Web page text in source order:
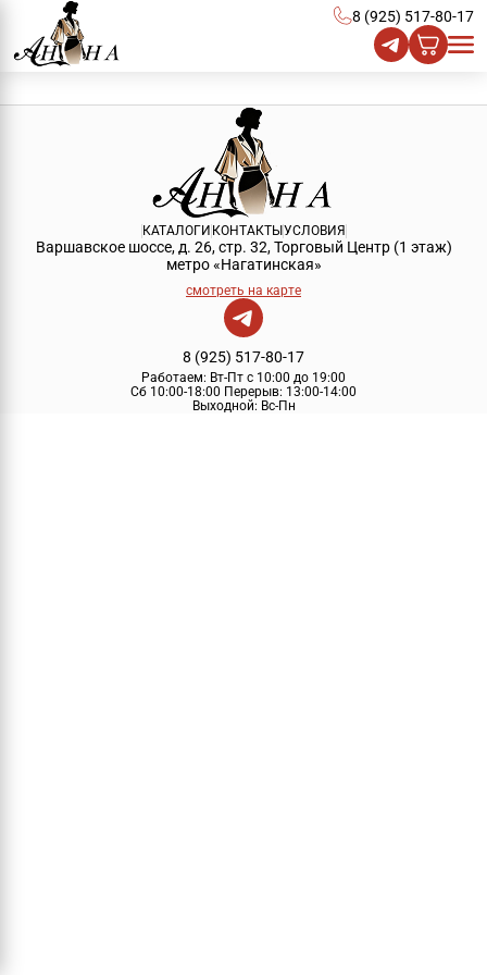
8 (925) 517-80-17
КАТАЛОГИ КОНТАКТЫУСЛОВИЯ
Варшавское шоссе, д. 26, стр. 32, Торговый Центр (1 этаж)
метро «Нагатинская»
смотреть на карте
8 (925) 517-80-17
Работаем: Вт-Пт с 10:00 до 19:00
Сб 10:00-18:00 Перерыв: 13:00-14:00
Выходной: Вс-Пн